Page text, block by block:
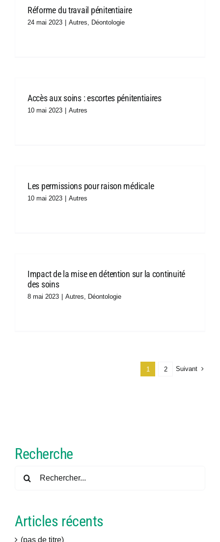
Réforme du travail pénitentiaire
24 mai 2023 Autres, Déontologie
Accès aux soins : escortes pénitentiaires
10 mai 2023 Autres
Les permissions pour raison médicale
10 mai 2023 Autres
Impact de la mise en détention sur la continuité
des soins
8 mai 2023 Autres, Déontologie
1 2 Suivant
Recherche
Articles récents
(pas de titre)